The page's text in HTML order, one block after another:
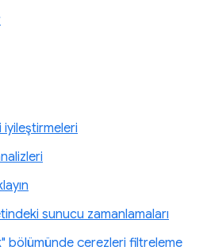
sunucu zamanlamaları
bölümünde çerezleri filtreleme